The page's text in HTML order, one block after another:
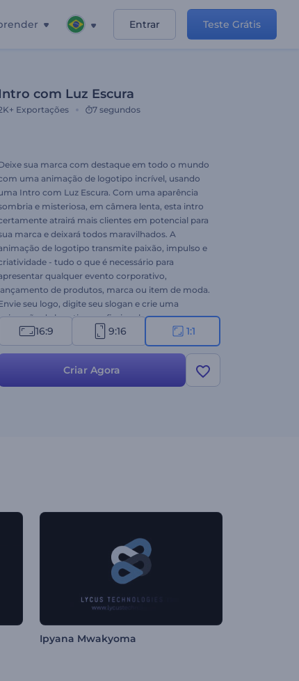
Entrar Teste Grátis
com Luz Escura
Exportações 7 segundos
sua marca com destaque em todo o mundo
uma animação de logotipo incrível, usando
Intro com Luz Escura. Com uma aparência
e misteriosa, em câmera lenta, esta intro
atrairá mais clientes em potencial para
marca e deixará todos maravilhados. A
de logotipo transmite paixão, impulso e
- tudo o que é necessário para
qualquer evento corporativo,
de produtos, marca ou item de moda.
seu logo, digite seu slogan e crie uma
de logotipo profissional em apenas
alguns minutos. Experimente agora!
16:9 9:16 1:1
Criar Agora
Ipyana Mwakyoma